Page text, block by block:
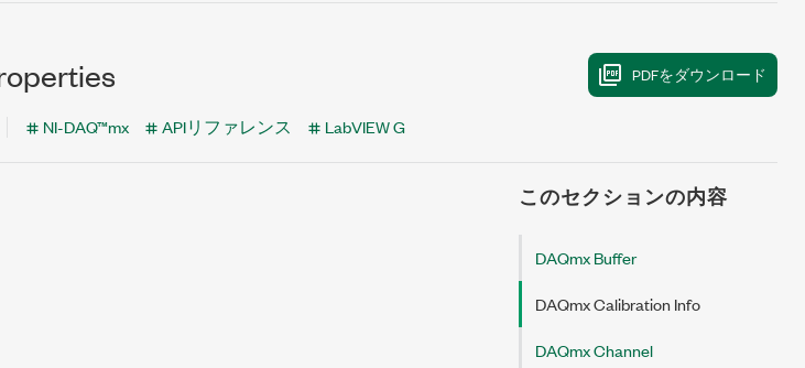
NI-DAQ™mx APIリファレンス LabVIEW G
このセクションの内容
DAQmx Buffer
DAQmx Calibration Info
DAQmx Channel